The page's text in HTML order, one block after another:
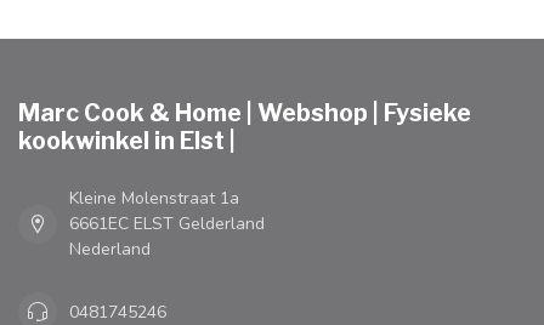
Marc Cook & Home | Webshop | Fysieke
kookwinkel in Elst |
Kleine Molenstraat 1a
6661EC ELST Gelderland
Nederland
0481745246